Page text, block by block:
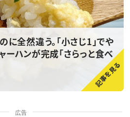
全然違う。「小さじ1」でや
ハンが完成「さらっと食べ
広告